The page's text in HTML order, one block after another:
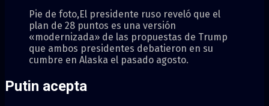
Pie de foto, El presidente ruso reveló que el
plan de 28 puntos es una versión
«modernizada» de las propuestas de Trump
que ambos presidentes debatieron en su
cumbre en Alaska el pasado agosto.
Putin acepta